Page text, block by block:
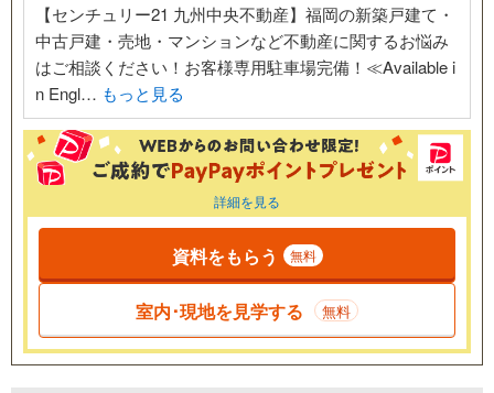
【センチュリー21 九州中央不動産】福岡の新築戸建て・
中古戸建・売地・マンションなど不動産に関するお悩み
はご相談ください！お客様専用駐車場完備！≪Available i
n Engl… もっと見る
詳細を見る
資料をもらう 無料
室内･現地を見学する 無料